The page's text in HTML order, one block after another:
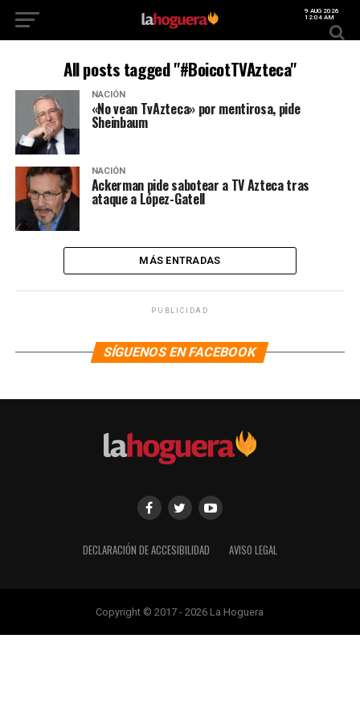
9 AUG 2026
12:04 AM
All posts tagged "#BoicotTVAzteca"
NACIÓN
«No vean TvAzteca» por mentirosa, pide
Sheinbaum
NACIÓN
Ackerman pide sabotear a TV Azteca tras
ataque a López-Gatell
MÁS ENTRADAS
PUBLICIDAD
SÍGUENOS EN FACEBOOK
DECLARACIÓN DE ACCESIBILIDAD AVISO LEGAL
Copyright © 2017 - 2026 La Hoguera